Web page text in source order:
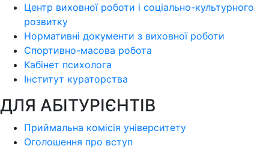
Центр виховної роботи і соціально-культурного
розвитку
Нормативні документи з виховної роботи
Спортивно-масова робота
Кабінет психолога
Інститут кураторства
ДЛЯ АБІТУРІЄНТІВ
Приймальна комісія університету
Оголошення про вступ